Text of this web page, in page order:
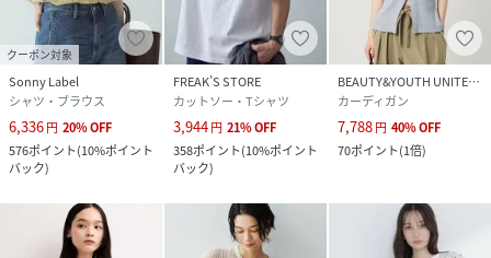
クーポン対象
Sonny Label
シャツ・ブラウス
6,336円 20%OFF
576ポイント(10%ポイント
バック)
FREAK’S STORE
カットソー・Tシャツ
3,944円 21%OFF
358ポイント(10%ポイント
バック)
BEAUTY&YOUTH UNITED ARROWS
カーディガン
7,788円 40%OFF
70ポイント(1倍)